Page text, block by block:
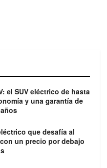
el SUV eléctrico de hasta
y una garantía de
que desafía al
un precio por debajo